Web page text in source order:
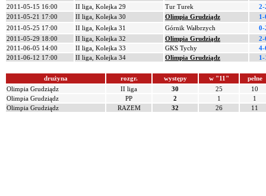
2011-05-15 16:00
II liga, Kolejka 29 Tur Turek
2-
2011-05-21 17:00
II liga, Kolejka 30 Olimpia Grudziądz
1-
2011-05-25 17:00
II liga, Kolejka 31 Górnik Wałbrzych
0-
2011-05-29 18:00
II liga, Kolejka 32 Olimpia Grudziądz
2-
2011-06-05 14:00
II liga, Kolejka 33 GKS Tychy
4-
2011-06-12 17:00
II liga, Kolejka 34 Olimpia Grudziądz 1-
drużyna rozgr. występy w "11"
pełne
Olimpia Grudziądz
II liga 30 25
10
Olimpia Grudziądz
PP 2 1
1
Olimpia Grudziądz
RAZEM 32 26 11